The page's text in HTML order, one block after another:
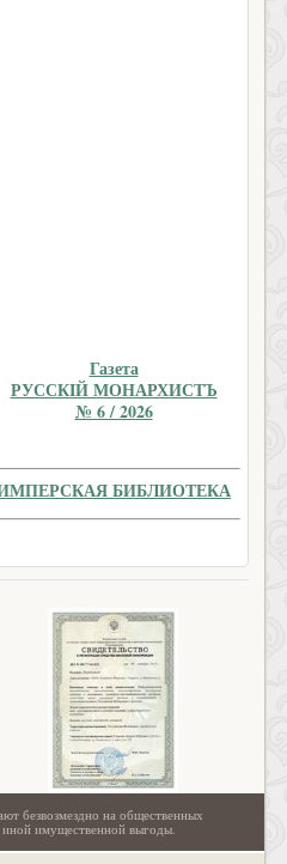
Газета
РУССКIЙ МОНАРХИСТЪ
№ 6 / 2026
БИБЛИОТЕКА
безвозмездно на общественных
имущественной выгоды.